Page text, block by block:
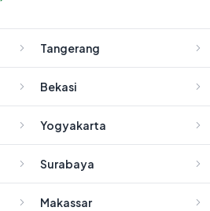
Tangerang
Bekasi
Yogyakarta
Surabaya
Makassar